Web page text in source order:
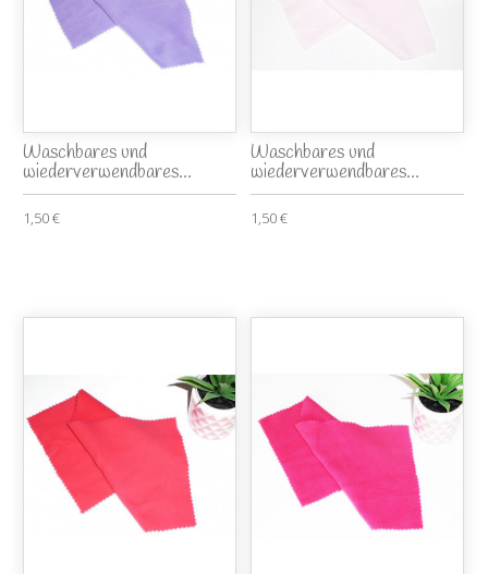
Waschbares und
wiederverwendbares...
1,50 €
Waschbares und
wiederverwendbares...
1,50 €